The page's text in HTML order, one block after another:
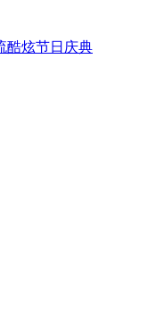
酷炫节日庆典